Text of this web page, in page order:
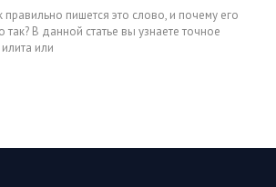
правильно пишется это слово, и почему его
так? В данной статье вы узнаете точное
или